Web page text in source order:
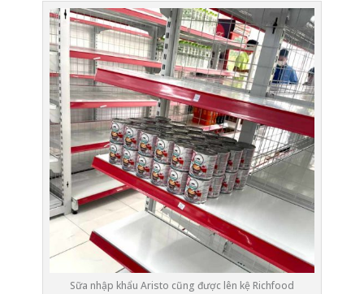
Sữa nhập khẩu Aristo cũng được lên kệ Richfood